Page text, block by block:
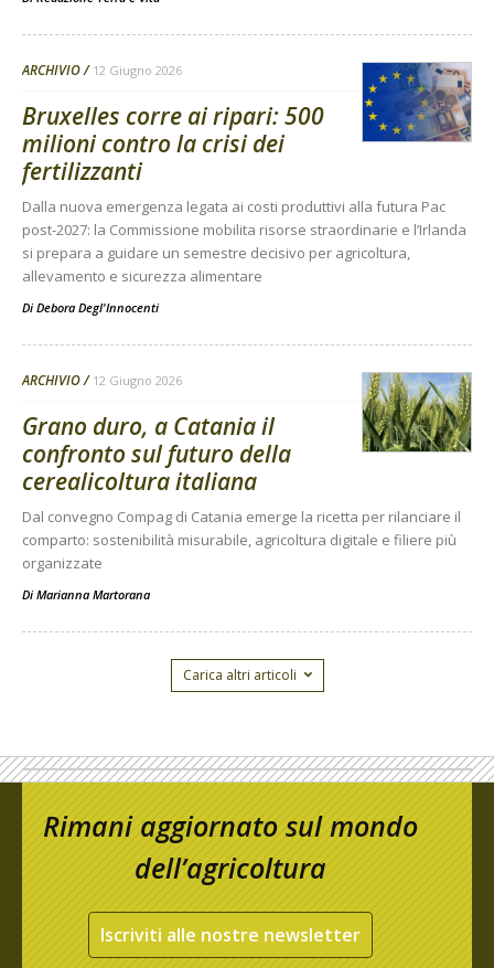
ARCHIVIO 12 Giugno 2026
Bruxelles corre ai ripari: 500
milioni contro la crisi dei
fertilizzanti
Dalla nuova emergenza legata ai costi produttivi alla futura Pac
post-2027: la Commissione mobilita risorse straordinarie e l’Irlanda
si prepara a guidare un semestre decisivo per agricoltura,
allevamento e sicurezza alimentare
Di Debora Degl'Innocenti
ARCHIVIO 12 Giugno 2026
Grano duro, a Catania il
confronto sul futuro della
cerealicoltura italiana
Dal convegno Compag di Catania emerge la ricetta per rilanciare il
comparto: sostenibilità misurabile, agricoltura digitale e filiere più
organizzate
Di Marianna Martorana
Carica altri articoli
Rimani aggiornato sul mondo
dell’agricoltura
Iscriviti alle nostre newsletter